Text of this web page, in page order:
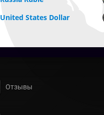
United States Dollar
Отзывы